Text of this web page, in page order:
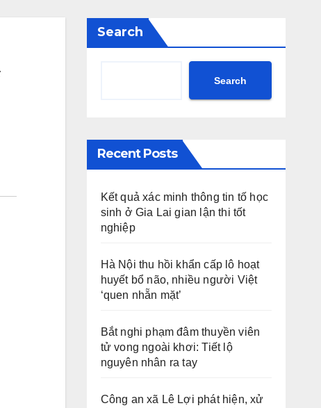
Search
Search
Recent Posts
Kết quả xác minh thông tin tố học
sinh ở Gia Lai gian lận thi tốt
nghiệp
Hà Nội thu hồi khẩn cấp lô hoạt
huyết bổ não, nhiều người Việt
‘quen nhẵn mặt’
Bắt nghi phạm đâm thuyền viên
tử vong ngoài khơi: Tiết lộ
nguyên nhân ra tay
Công an xã Lê Lợi phát hiện, xử